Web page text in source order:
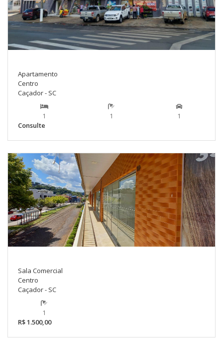
Apartamento
Centro
Caçador - SC
1 1
1
Consulte
Sala Comercial
Centro
Caçador - SC
1
R$ 1.500,00